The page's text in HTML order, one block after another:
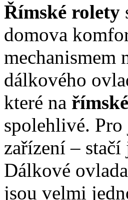
Římské rolety
domova
mechanismem
dálkového
které na
spolehlivé.
zařízení – stačí
Dálkové
jsou velmi